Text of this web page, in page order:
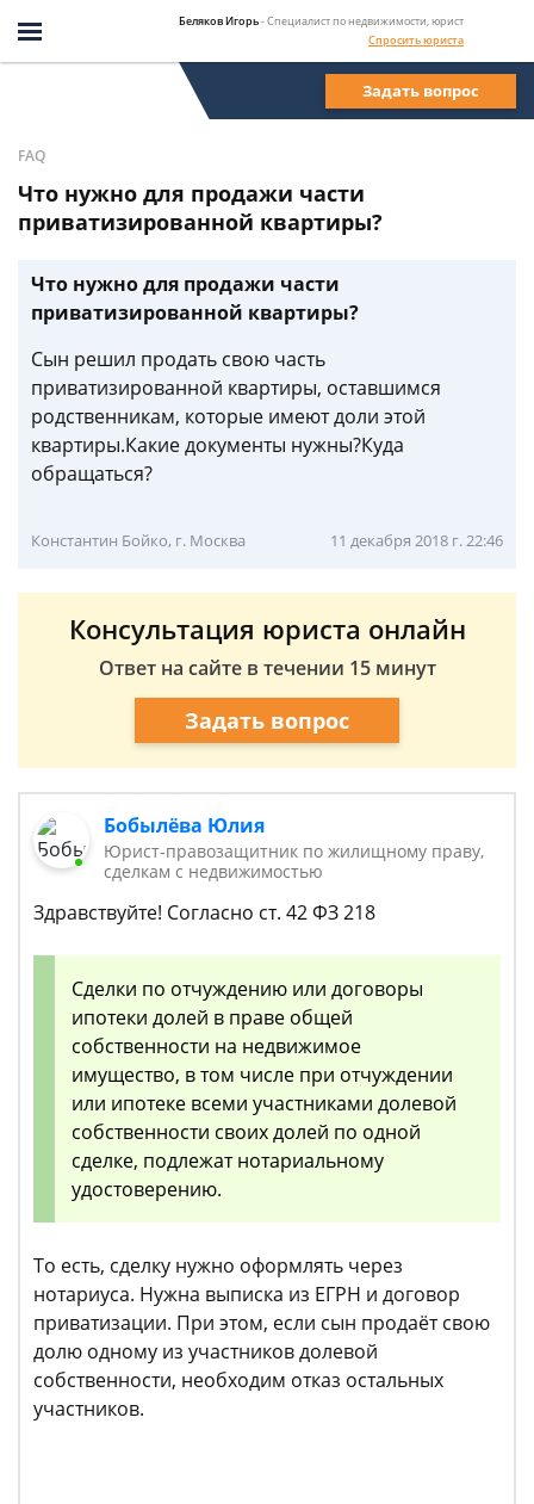
Беляков Игорь- Специалист по недвижимости, юрист
Спросить юриста
Задать вопрос
FAQ
Что нужно для продажи части
приватизированной квартиры?
Что нужно для продажи части
приватизированной квартиры?
Сын решил продать свою часть
приватизированной квартиры, оставшимся
родственникам, которые имеют доли этой
квартиры.Какие документы нужны?Куда
обращаться?
Константин Бойко, г. Москва 11 декабря 2018 г. 22:46
Консультация юриста онлайн
Ответ на сайте в течении 15 минут
Задать вопрос
Бобылёва Юлия
Юрист-правозащитник по жилищному праву,
сделкам с недвижимостью
Здравствуйте! Согласно ст. 42 ФЗ 218
Сделки по отчуждению или договоры
ипотеки долей в праве общей
собственности на недвижимое
имущество, в том числе при отчуждении
или ипотеке всеми участниками долевой
собственности своих долей по одной
сделке, подлежат нотариальному
удостоверению.
То есть, сделку нужно оформлять через
нотариуса. Нужна выписка из ЕГРН и договор
приватизации. При этом, если сын продаёт свою
долю одному из участников долевой
собственности, необходим отказ остальных
участников.